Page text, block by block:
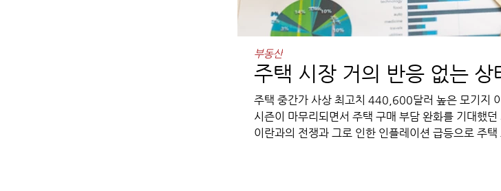
주택 시장 거의 반응 없는 상
주택 중간가 사상 최고치 440,600달러 높은 모기지
시즌이 마무리되면서 주택 구매 부담 완화를 기대했
이란과의 전쟁과 그로 인한 인플레이션 급등으로 주
부동산